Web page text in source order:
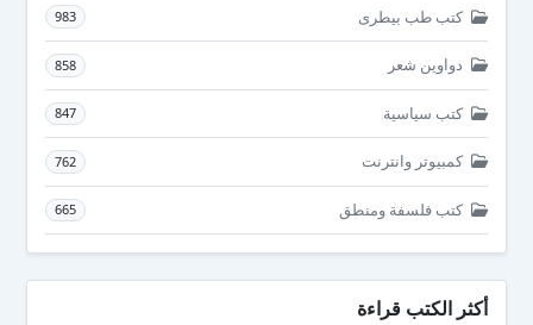
كتب طب بيطرى 983
دواوين شعر 858
كتب سياسية 847
كمبيوتر وانترنت 762
كتب فلسفة ومنطق 665
أكثر الكتب قراءة